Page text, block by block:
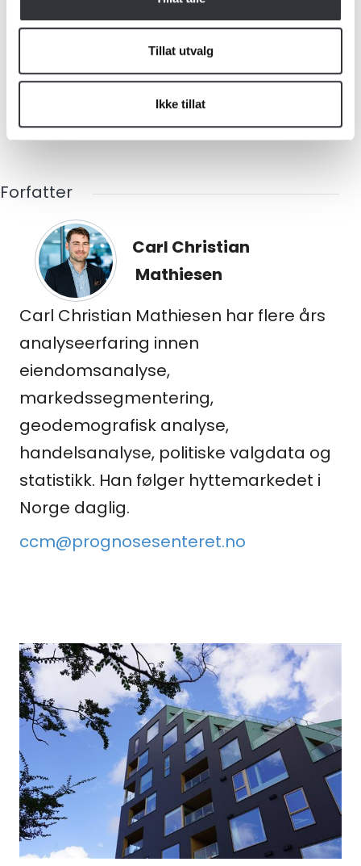
Tillat utvalg
Ikke tillat
Medlemskap
Kurs og konferanser
Kompetanse
Forbruker
nye fritidsboliger.
Definisjonen av utlending er enten
nordmenn som bor i utlandet, eller
Forfatter
Carl Christian
Mathiesen
Carl Christian Mathiesen har flere års
analyseerfaring innen
eiendomsanalyse,
markedssegmentering,
geodemografisk analyse,
handelsanalyse, politiske valgdata og
statistikk. Han følger hyttemarkedet i
Norge daglig.
ccm@prognosesenteret.no